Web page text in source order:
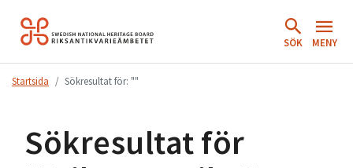
Hoppa
till
SÖK MENY
Startsida Sökresultat för: ""
Sökresultat för